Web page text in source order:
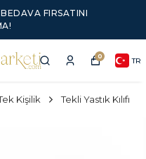
FIRSATINI
0 TR
Kişilik Tekli Yastık Kılıfı